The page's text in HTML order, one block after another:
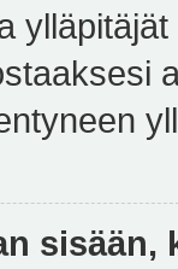
sisään,